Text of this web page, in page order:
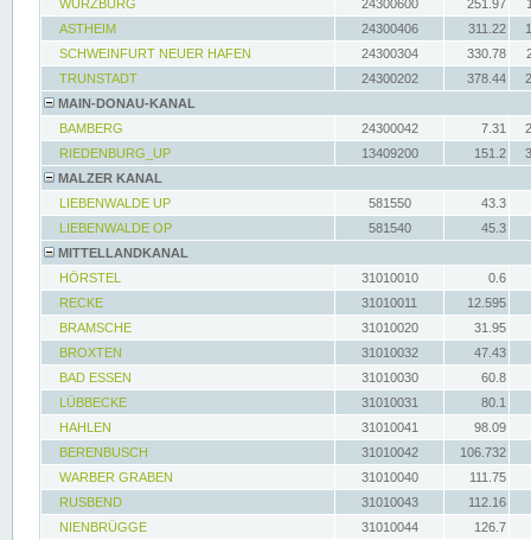
WÜRZBURG 24300600 251.97
ASTHEIM
24300406 311.22
SCHWEINFURT NEUER HAFEN
24300304 330.78
TRUNSTADT
24300202 378.44
MAIN-DONAU-KANAL
BAMBERG
24300042 7.31
RIEDENBURG_UP
13409200 151.2
MALZER KANAL
LIEBENWALDE UP
581550
43.3
LIEBENWALDE OP
581540
45.3
MITTELLANDKANAL
HÖRSTEL
31010010
0.6
RECKE
31010011
12.595
BRAMSCHE
31010020
31.95
BROXTEN
31010032
47.43
BAD ESSEN
31010030
60.8
LÜBBECKE
31010031
80.1
HAHLEN
31010041
98.09
BERENBUSCH
31010042
106.732
WARBER GRABEN
31010040
111.75
RUSBEND
31010043
112.16
NIENBRÜGGE
31010044
126.7